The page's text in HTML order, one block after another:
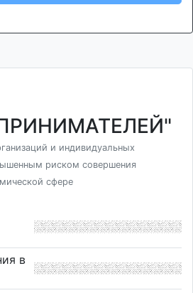
и индивидуальных
риском совершения
сфере
в